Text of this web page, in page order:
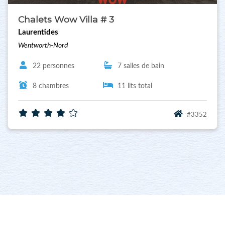
Chalets Wow Villa # 3
Laurentides
Wentworth-Nord
22 personnes 7 salles de bain
8 chambres 11 lits total
#3352